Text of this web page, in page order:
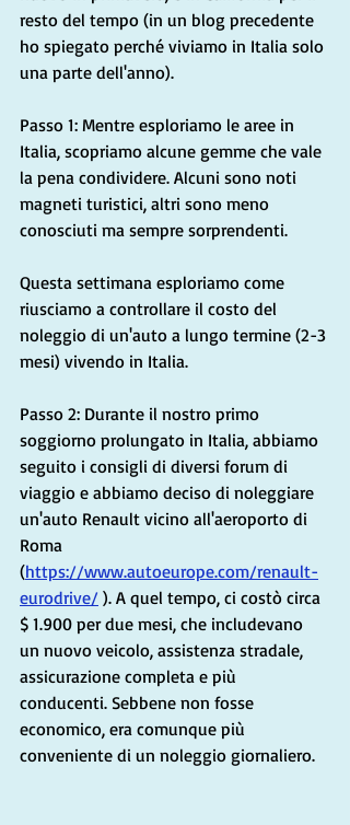
resto del tempo (in un blog precedente
ho spiegato perché viviamo in Italia solo
una parte dell'anno).
Passo 1: Mentre esploriamo le aree in
Italia, scopriamo alcune gemme che vale
la pena condividere. Alcuni sono noti
magneti turistici, altri sono meno
conosciuti ma sempre sorprendenti.
Questa settimana esploriamo come
riusciamo a controllare il costo del
noleggio di un'auto a lungo termine (2-3
mesi) vivendo in Italia.
Passo 2: Durante il nostro primo
soggiorno prolungato in Italia, abbiamo
seguito i consigli di diversi forum di
viaggio e abbiamo deciso di noleggiare
un'auto Renault vicino all'aeroporto di
Roma
(https://www.autoeurope.com/renault-
eurodrive/ ). A quel tempo, ci costò circa
$ 1.900 per due mesi, che includevano
un nuovo veicolo, assistenza stradale,
assicurazione completa e più
conducenti. Sebbene non fosse
economico, era comunque più
conveniente di un noleggio giornaliero.